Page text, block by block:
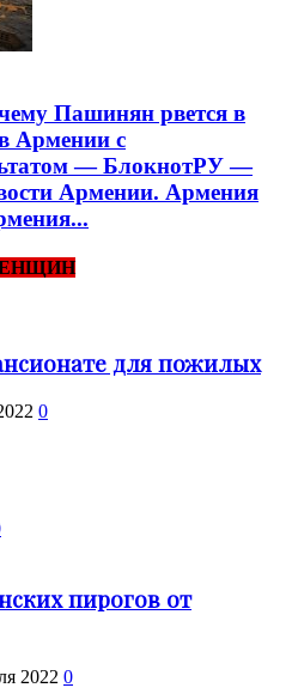
Пашинян рвется в
Армении с
— БлокнотРУ —
Армении. Армения
для пожилых
0
пирогов от
2022 0